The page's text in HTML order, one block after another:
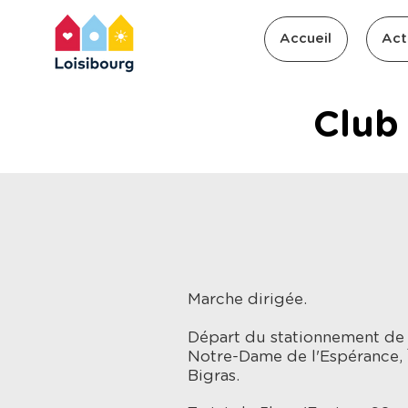
Accueil
Marche dirigée.
Départ du stationnement
Notre-Dame de l'Espérance,
Bigras.